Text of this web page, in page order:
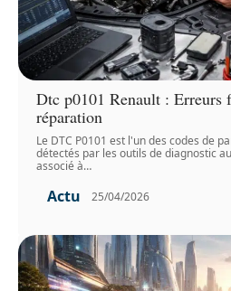
Dtc p0101 Renault : Erreurs
réparation
Le DTC P0101 est l'un des codes de
détectés par les outils de diagnostic
associé à…
Actu 25/04/2026